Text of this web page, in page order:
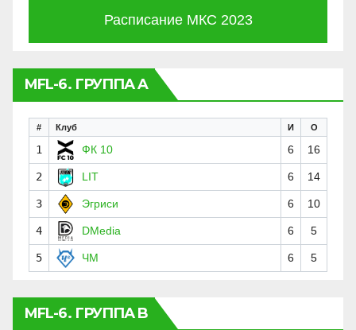
Расписание МКС 2023
MFL-6. ГРУППА A
# Клуб И О
1 ФК 10 6 16
2 LIT 6 14
3 Эгриси 6 10
4 DMedia 6 5
5 ЧМ 6 5
MFL-6. ГРУППА B